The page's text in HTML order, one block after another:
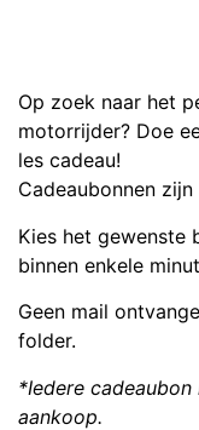
Op zoek naar het
motorrijder? Doe
les cadeau!
Cadeaubonnen
Kies het gewenste
binnen enkele
Geen mail
folder.
*Iedere
aankoop.